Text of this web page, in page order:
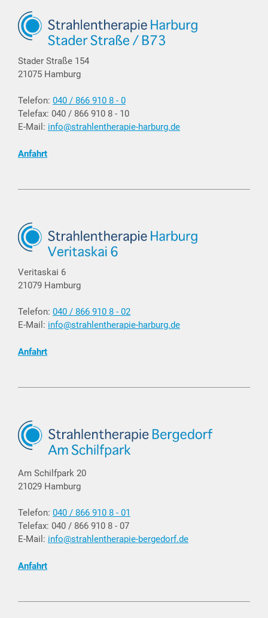
Stader Straße 154
21075 Hamburg
Telefon: 040 / 866 910 8 - 0
Telefax: 040 / 866 910 8 - 10
E-Mail: info@strahlentherapie-harburg.de
Anfahrt
Veritaskai 6
21079 Hamburg
Telefon: 040 / 866 910 8 - 02
E-Mail: info@strahlentherapie-harburg.de
Anfahrt
Am Schilfpark 20
21029 Hamburg
Telefon: 040 / 866 910 8 - 01
Telefax: 040 / 866 910 8 - 07
E-Mail: info@strahlentherapie-bergedorf.de
Anfahrt